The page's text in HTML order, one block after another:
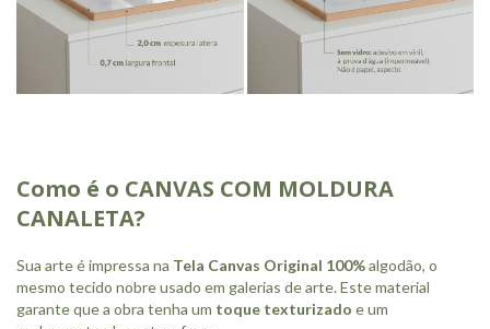
Como é o CANVAS COM MOLDURA
CANALETA?
Sua arte é impressa na Tela Canvas Original 100%algodão, o
mesmo tecido nobre usado em galerias de arte. Este material
garante que a obra tenha um toque texturizado e um